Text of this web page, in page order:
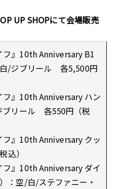
UP SHOPにて会場販売
フ』10th Anniversary B1
/ジブリール 各5,500円
フ』10th Anniversary ハン
ブリール 各550円（税
フ』10th Anniversary クッ
込）
フ』10th Anniversary ダイ
：空/白/ステファニー・